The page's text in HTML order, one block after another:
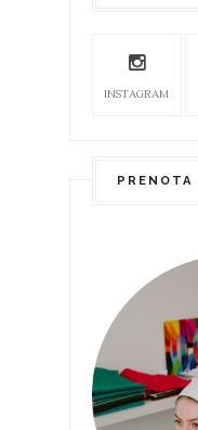
INSTAGRAM